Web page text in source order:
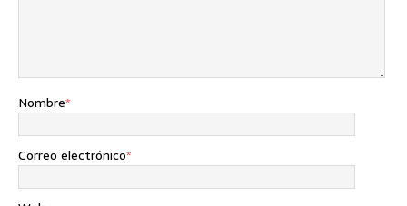
Nombre*
Correo electrónico*